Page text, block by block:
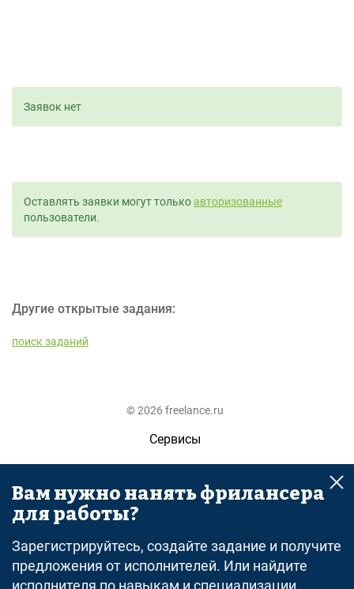
Заявок нет
Оставлять заявки могут толькоавторизованные
пользователи.
Другие открытые задания:
поиск заданий
© 2026 freelance.ru
Сервисы
Помощь
Поиск
Оферта
Вам нужно нанять фрилансера
для работы?
Зарегистрируйтесь, создайте задание и получите
предложения от исполнителей. Или найдите
исполнителя по навыкам и специализации